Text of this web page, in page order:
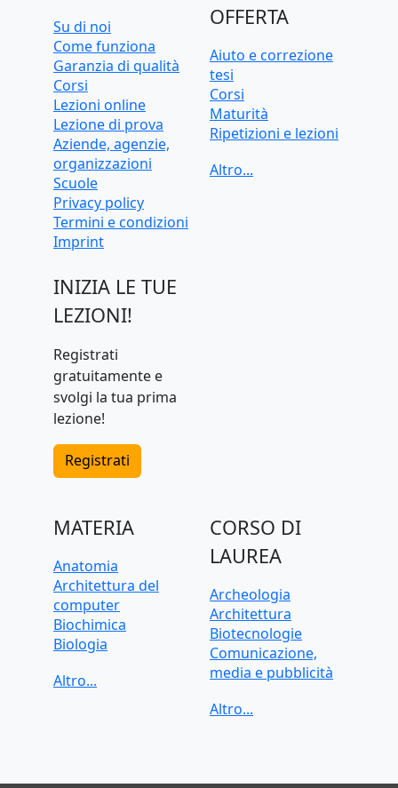
Su di noi
Come funziona
Garanzia di qualità
Corsi
Lezioni online
Lezione di prova
Aziende, agenzie,
organizzazioni
Scuole
Privacy policy
Termini e condizioni
Imprint
INIZIA LE TUE
LEZIONI!
Registrati
gratuitamente e
svolgi la tua prima
lezione!
Registrati
OFFERTA
Aiuto e correzione
tesi
Corsi
Maturità
Ripetizioni e lezioni
online
MATERIA
Anatomia
Architettura del
computer
Biochimica
Biologia
CAD, Disegno
Diritto
CORSO DI
LAUREA
Archeologia
Architettura
Biotecnologie
Comunicazione,
media e pubblicità
Data science